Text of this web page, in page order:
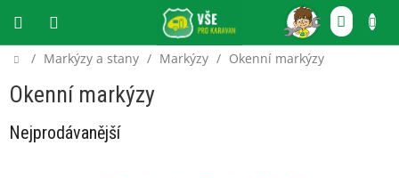
obsah
CZK
Domů
/ Markýzy a stany / Markýzy / Okenní markýzy
Okenní markýzy
Nejprodávanější